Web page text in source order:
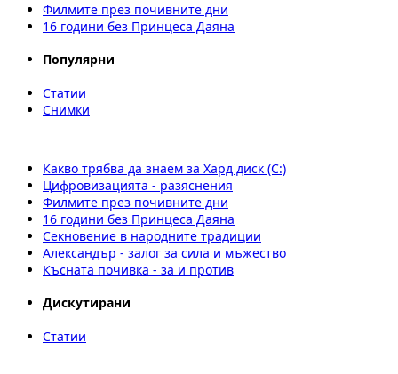
Филмите през почивните дни
16 години без Принцеса Даяна
Популярни
Статии
Снимки
Какво трябва да знаем за Хард диск (C:)
Цифровизацията - разяснения
Филмите през почивните дни
16 години без Принцеса Даяна
Секновение в народните традиции
Александър - залог за сила и мъжество
Късната почивка - за и против
Дискутирани
Статии